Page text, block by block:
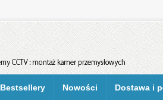
Bestsellery Nowości Dostawa i